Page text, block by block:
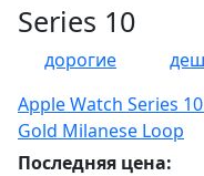
Series 10
дорогие
Apple Watch Series
Gold Milanese Loop
Последняя цена: